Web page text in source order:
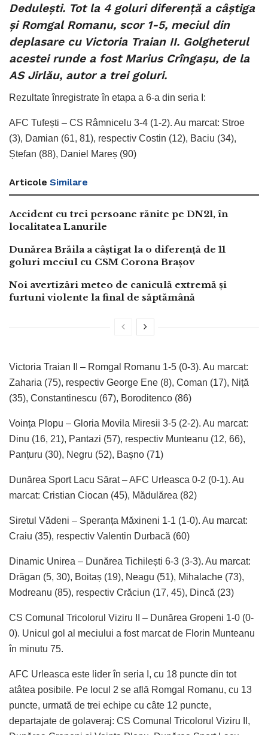
Dedulești. Tot la 4 goluri diferență a câștiga
și Romgal Romanu, scor 1-5, meciul din
deplasare cu Victoria Traian II. Golgheterul
acestei runde a fost Marius Crîngașu, de la
AS Jirlău, autor a trei goluri.
Rezultate înregistrate în etapa a 6-a din seria I:
AFC Tufești – CS Râmnicelu 3-4 (1-2). Au marcat: Stroe
(3), Damian (61, 81), respectiv Costin (12), Baciu (34),
Ștefan (88), Daniel Mareș (90)
Articole Similare
Accident cu trei persoane rănite pe DN21, în
localitatea Lanurile
Dunărea Brăila a câștigat la o diferență de 11
goluri meciul cu CSM Corona Brașov
Noi avertizări meteo de caniculă extremă și
furtuni violente la final de săptămână
Victoria Traian II – Romgal Romanu 1-5 (0-3). Au marcat:
Zaharia (75), respectiv George Ene (8), Coman (17), Niță
(35), Constantinescu (67), Boroditenco (86)
Voința Plopu – Gloria Movila Miresii 3-5 (2-2). Au marcat:
Dinu (16, 21), Pantazi (57), respectiv Munteanu (12, 66),
Panțuru (30), Negru (52), Bașno (71)
Dunărea Sport Lacu Sărat – AFC Urleasca 0-2 (0-1). Au
marcat: Cristian Ciocan (45), Mădulărea (82)
Siretul Vădeni – Speranța Măxineni 1-1 (1-0). Au marcat:
Craiu (35), respectiv Valentin Durbacă (60)
Dinamic Unirea – Dunărea Tichilești 6-3 (3-3). Au marcat:
Drăgan (5, 30), Boitaș (19), Neagu (51), Mihalache (73),
Modreanu (85), respectiv Crăciun (17, 45), Dincă (23)
CS Comunal Tricolorul Viziru II – Dunărea Gropeni 1-0 (0-
0). Unicul gol al meciului a fost marcat de Florin Munteanu
în minutu 75.
AFC Urleasca este lider în seria I, cu 18 puncte din tot
atâtea posibile. Pe locul 2 se află Romgal Romanu, cu 13
puncte, urmată de trei echipe cu câte 12 puncte,
departajate de golaveraj: CS Comunal Tricolorul Viziru II,